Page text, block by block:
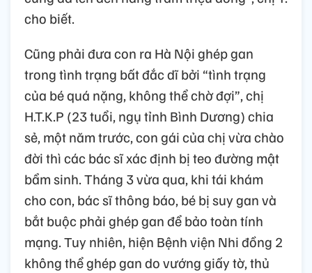
cho biết.
Cũng phải đưa con ra Hà Nội ghép gan
trong tình trạng bất đắc dĩ bởi “tình trạng
của bé quá nặng, không thể chờ đợi”, chị
H.T.K.P (23 tuổi, ngụ tỉnh Bình Dương) chia
sẻ, một năm trước, con gái của chị vừa chào
đời thì các bác sĩ xác định bị teo đường mật
bẩm sinh. Tháng 3 vừa qua, khi tái khám
cho con, bác sĩ thông báo, bé bị suy gan và
bắt buộc phải ghép gan để bảo toàn tính
mạng. Tuy nhiên, hiện Bệnh viện Nhi đồng 2
không thể ghép gan do vướng giấy tờ, thủ